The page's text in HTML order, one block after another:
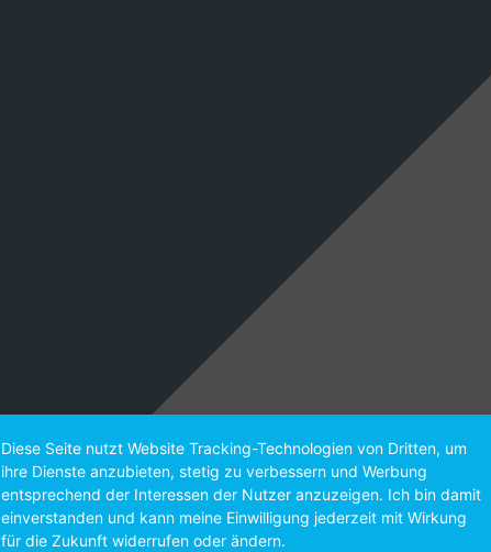
Diese Seite nutzt Website Tracking-Technologien von Dritten, um
ihre Dienste anzubieten, stetig zu verbessern und Werbung
entsprechend der Interessen der Nutzer anzuzeigen. Ich bin damit
einverstanden und kann meine Einwilligung jederzeit mit Wirkung
für die Zukunft widerrufen oder ändern.